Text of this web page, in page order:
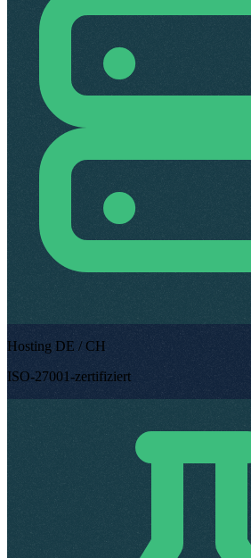
Hosting DE / CH
ISO-27001-zertifiziert